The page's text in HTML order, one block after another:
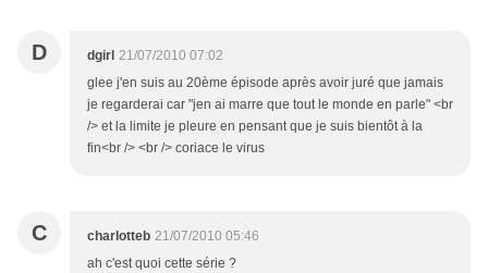
D dgirl 21/07/2010 07:02
glee j'en suis au 20ème épisode après avoir juré que jamais
je regarderai car "jen ai marre que tout le monde en parle" <br
/> et la limite je pleure en pensant que je suis bientôt à la
fin<br /> <br /> coriace le virus
C charlotteb 21/07/2010 05:46
ah c'est quoi cette série ?